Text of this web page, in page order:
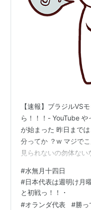
【速報】ブラジルVS
ら！！！- YouTube
が始まった 昨日まで
分ってか ？w マジで
見られないの勿体な
コとは当たりたくはな
てきてるから、森保
#水無月十四日
#日本代表は週明け月
と初戦っ！！・
#オランダ代表 #勝っ